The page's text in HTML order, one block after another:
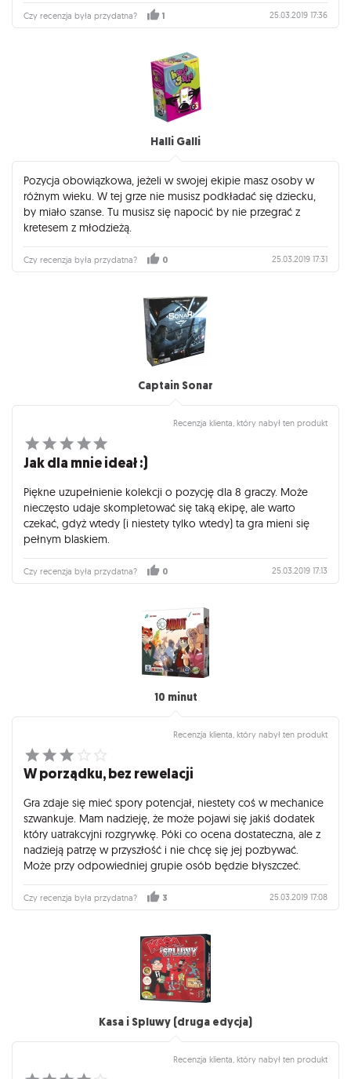
Czy recenzja była przydatna? 1 25.03.2019 17:36
Halli Galli
Pozycja obowiązkowa, jeżeli w swojej ekipie masz osoby w
różnym wieku. W tej grze nie musisz podkładać się dziecku,
by miało szanse. Tu musisz się napocić by nie przegrać z
kretesem z młodzieżą.
Czy recenzja była przydatna? 0 25.03.2019 17:31
Captain Sonar
Recenzja klienta, który nabył ten produkt
Jak dla mnie ideał :)
Piękne uzupełnienie kolekcji o pozycję dla 8 graczy. Może
nieczęsto udaje skompletować się taką ekipę, ale warto
czekać, gdyż wtedy (i niestety tylko wtedy) ta gra mieni się
pełnym blaskiem.
Czy recenzja była przydatna? 0 25.03.2019 17:13
10 minut
Recenzja klienta, który nabył ten produkt
W porządku, bez rewelacji
Gra zdaje się mieć spory potencjał, niestety coś w mechanice
szwankuje. Mam nadzieję, że może pojawi się jakiś dodatek
który uatrakcyjni rozgrywkę. Póki co ocena dostateczna, ale z
nadzieją patrzę w przyszłość i nie chcę się jej pozbywać.
Może przy odpowiedniej grupie osób będzie błyszczeć.
Czy recenzja była przydatna? 3 25.03.2019 17:08
Kasa i Spluwy (druga edycja)
Recenzja klienta, który nabył ten produkt